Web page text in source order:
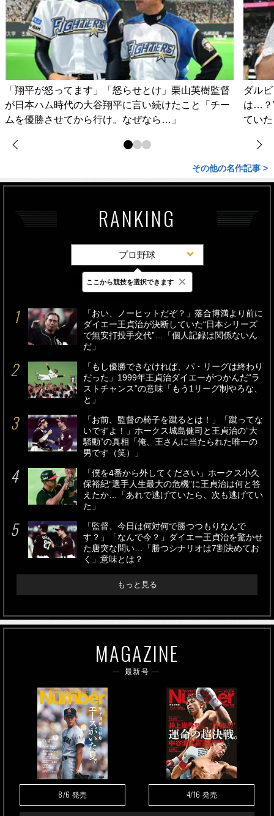
「翔平が怒ってます」「怒らせとけ」栗山英樹監督
が日本ハム時代の大谷翔平に言い続けたこと「チー
ムを優勝させてから行け。なぜなら…」
ダル
は…？
てい
その他の名作記事 >
RANKING
プロ野球
最新 24時間 週間
「おい、ノーヒットだぞ？」落合博満より前に
ダイエー王貞治が決断していた“日本シリーズ
で無安打投手交代”…「個人記録は関係ないん
だ」
「もし優勝できなければ、パ・リーグは終わり
だった」1999年王貞治ダイエーがつかんだ“ラ
ストチャンス”の意味「もう1リーグ制やろな、
と」
「お前、監督の椅子を蹴るとは！」「蹴ってな
いですよ！」ホークス城島健司と王貞治の“大
騒動”の真相「俺、王さんに当たられた唯一の
男です（笑）」
「僕を4番から外してください」ホークス小久
保裕紀“選手人生最大の危機”に王貞治は何と答
えたか…「あれで逃げていたら、次も逃げてい
た」
「監督、今日は何対何で勝つつもりなんで
す？」「なんで今？」ダイエー王貞治を驚かせ
た唐突な問い…「勝つシナリオは7割決めてお
く」意味とは？
もっと見る
MAGAZINE
最新号
8/6 発売 4/16 発売
ここから競技を選択できます ×